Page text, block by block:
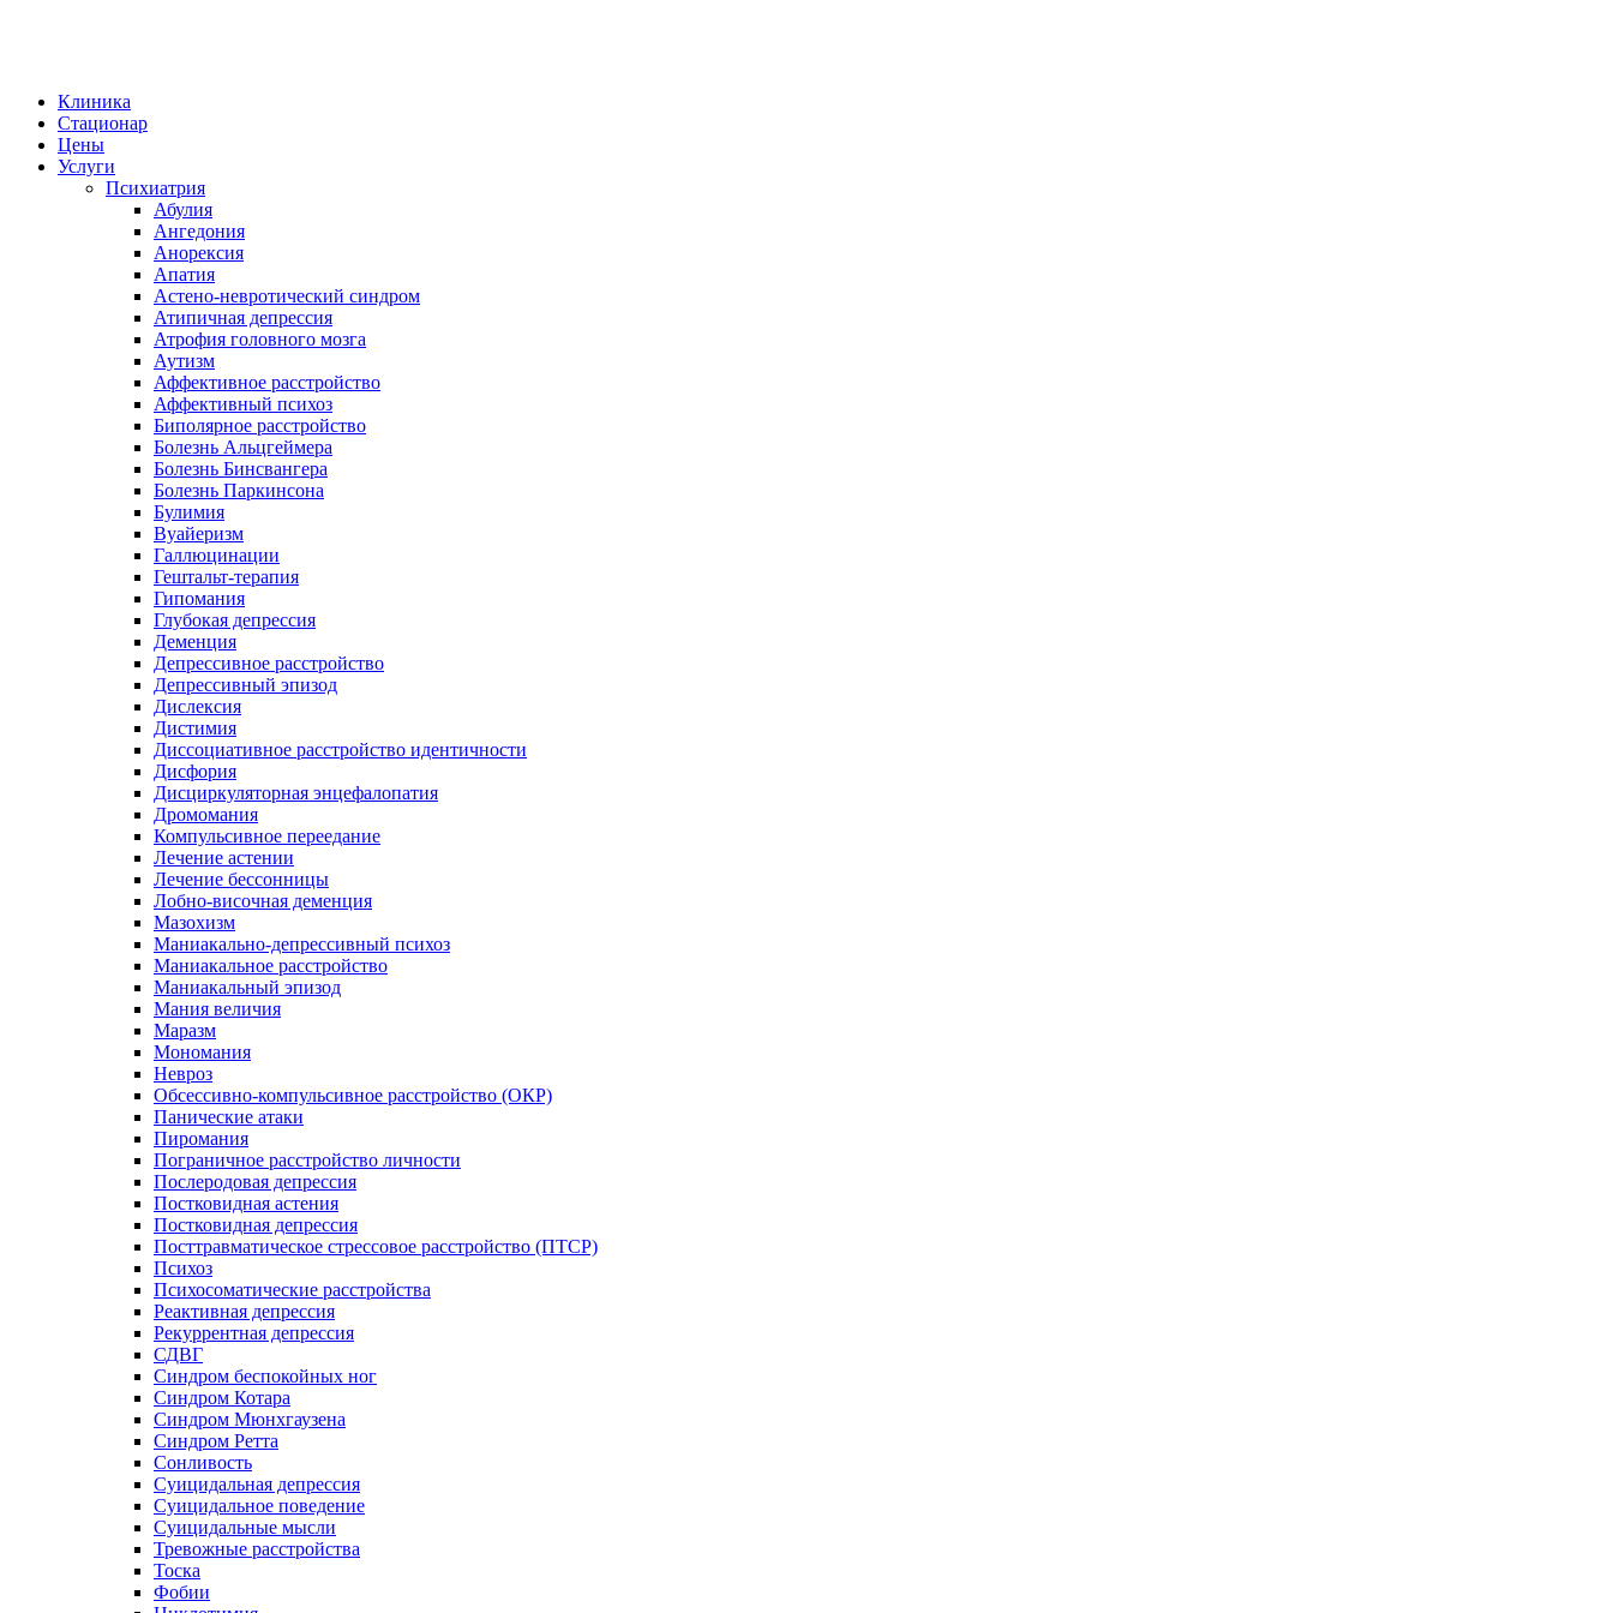
Клиника
Стационар
Цены
Услуги
Психиатрия
Абулия
Ангедония
Анорексия
Апатия
Астено-невротический синдром
Атипичная депрессия
Атрофия головного мозга
Аутизм
Аффективное расстройство
Аффективный психоз
Биполярное расстройство
Болезнь Альцгеймера
Болезнь Бинсвангера
Болезнь Паркинсона
Булимия
Вуайеризм
Галлюцинации
Гештальт-терапия
Гипомания
Глубокая депрессия
Деменция
Депрессивное расстройство
Депрессивный эпизод
Дислексия
Дистимия
Диссоциативное расстройство идентичности
Дисфория
Дисциркуляторная энцефалопатия
Дромомания
Компульсивное переедание
Лечение астении
Лечение бессонницы
Лобно-височная деменция
Мазохизм
Маниакально-депрессивный психоз
Маниакальное расстройство
Маниакальный эпизод
Мания величия
Маразм
Мономания
Невроз
Обсессивно-компульсивное расстройство (ОКР)
Панические атаки
Пиромания
Пограничное расстройство личности
Послеродовая депрессия
Постковидная астения
Постковидная депрессия
Посттравматическое стрессовое расстройство (ПТСР)
Психоз
Психосоматические расстройства
Реактивная депрессия
Рекуррентная депрессия
СДВГ
Синдром беспокойных ног
Синдром Котара
Синдром Мюнхгаузена
Синдром Ретта
Сонливость
Суицидальная депрессия
Суицидальное поведение
Суицидальные мысли
Тревожные расстройства
Тоска
Фобии